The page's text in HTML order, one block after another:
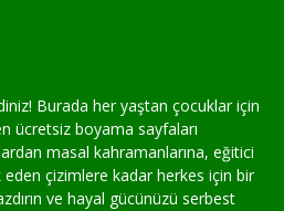
Burada her yaştan çocuklar için
ücretsiz boyama sayfaları
masal kahramanlarına, eğitici
eden çizimlere kadar herkes için bir
ve hayal gücünüzü serbest